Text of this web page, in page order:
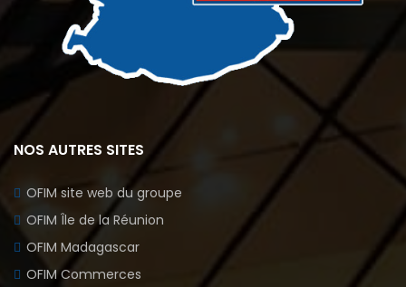
NOS AUTRES SITES
OFIM site web du groupe
OFIM Île de la Réunion
OFIM Madagascar
OFIM Commerces